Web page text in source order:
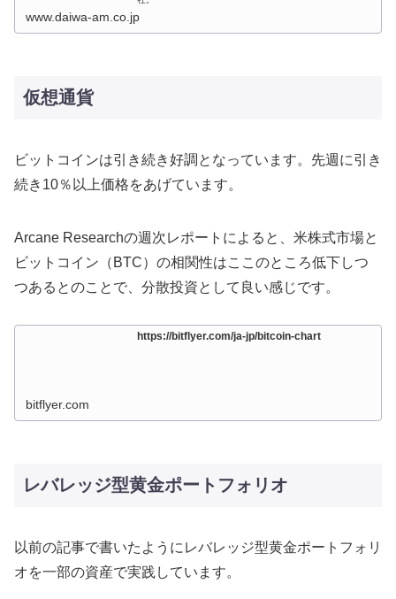
www.daiwa-am.co.jp
仮想通貨
ビットコインは引き続き好調となっています。先週に引き
続き10％以上価格をあげています。
Arcane Researchの週次レポートによると、米株式市場と
ビットコイン（BTC）の相関性はここのところ低下しつ
つあるとのことで、分散投資として良い感じです。
https://bitflyer.com/ja-jp/bitcoin-chart
bitflyer.com
レバレッジ型黄金ポートフォリオ
以前の記事で書いたようにレバレッジ型黄金ポートフォリ
オを一部の資産で実践しています。